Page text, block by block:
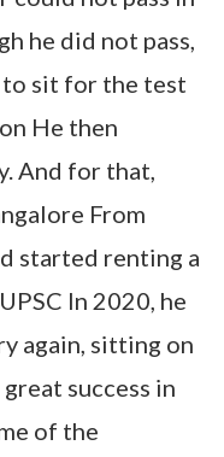
he did not pass,
to sit for the test
He then
And for that,
From
started renting a
In 2020, he
again, sitting on
success in
of the